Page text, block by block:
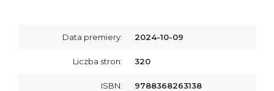
Data premiery: 2024-10-09
Liczba stron: 320
ISBN: 9788368263138